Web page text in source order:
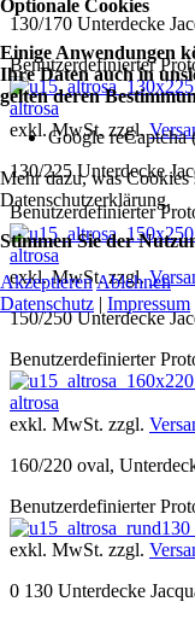
130/170 Unterdecke
Benutzerdefinierter
altrosa
exkl. MwSt. zzgl.
130/225 Unterdecke
Benutzerdefinierter
altrosa
exkl. MwSt. zzgl.
150/250 Unterdecke
Benutzerdefinierter
altrosa
exkl. MwSt. zzgl.
160/220 oval,
Benutzerdefinierter
exkl. MwSt. zzgl.
0 130 Unterdecke
Optionale Cookies
Einige Anwendungen
Ihre Daten auch in
gelten deren
Google
Mehr dazu, was
Datenschutzerklärung.
Stimmen Sie der
AkzeptierenAblehnen
Datenschutz | Impressum